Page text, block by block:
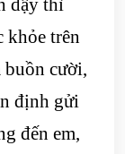
dậy thì
khỏe trên
buồn cười,
định gửi
đến em,